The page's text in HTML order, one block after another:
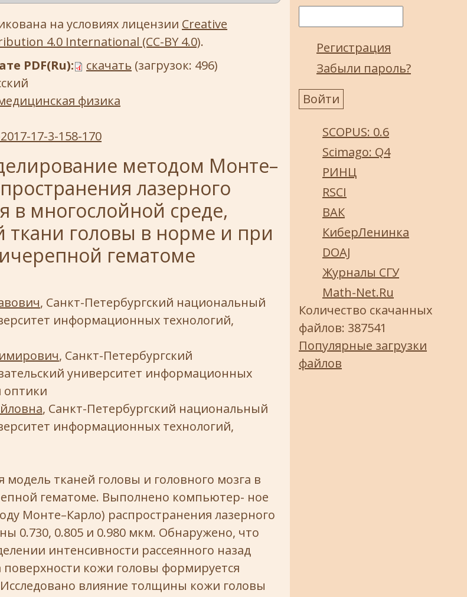
на условиях лицензии Creative
4.0 International (CC-BY 4.0).
PDF(Ru):
скачать (загрузок: 496)
физика
17-3-158-170
методом Монте–
лазерного
в многослойной среде,
головы в норме и при
гематоме
, Санкт-Петербургский национальный
информационных технологий,
, Санкт-Петербургский
университет информационных
оптики
, Санкт-Петербургский национальный
информационных технологий,
модель тканей головы и головного мозга в
гематоме. Выполнено компьютер- ное
Монте–Карло) распространения лазерного
0.730, 0.805 и 0.980 мкм. Обнаружено, что
интенсивности рассеянного назад
поверхности кожи головы формируется
Исследовано влияние толщины кожи головы
Регистрация
Забыли пароль?
SCOPUS: 0.6
Scimago: Q4
РИНЦ
RSCI
ВАК
КиберЛенинка
DOAJ
Журналы СГУ
Math-Net.Ru
Количество скачанных
файлов: 387541
Популярные загрузки
файлов